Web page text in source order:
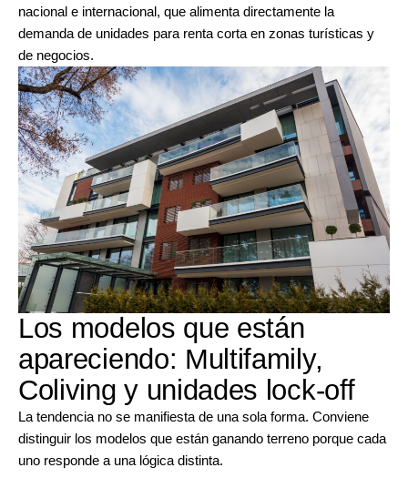
nacional e internacional, que alimenta directamente la
demanda de unidades para renta corta en zonas turísticas y
de negocios.
Los modelos que están
apareciendo: Multifamily,
Coliving y unidades lock-off
La tendencia no se manifiesta de una sola forma. Conviene
distinguir los modelos que están ganando terreno porque cada
uno responde a una lógica distinta.